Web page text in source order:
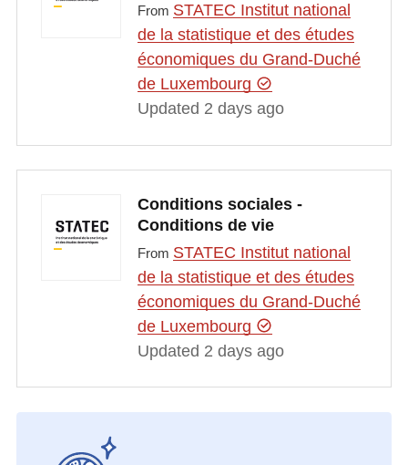
From STATEC Institut national
de la statistique et des études
économiques du Grand-Duché
de Luxembourg
Updated 2 days ago
Conditions sociales -
Conditions de vie
From STATEC Institut national
de la statistique et des études
économiques du Grand-Duché
de Luxembourg
Updated 2 days ago